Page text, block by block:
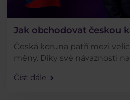
Jak obchodovat českou
Česká koruna patří mezi
měny. Díky své návaznosti
vysokou přesností předvídat.
Číst dále